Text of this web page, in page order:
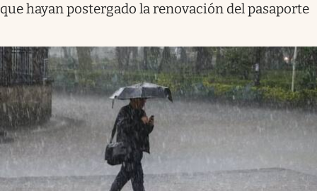
que hayan postergado la renovación del pasaporte